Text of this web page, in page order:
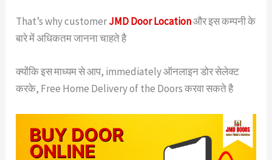
That’s why customerJMD Door Locationऔर इस कम्पनी के
बारे में अधिकतम जानना चाहते है
क्योंकि इस माध्यम से आप, immediately ऑनलाइन डोर सेलेक्ट
करके, Free Home Delivery of the Doors करवा सकते है